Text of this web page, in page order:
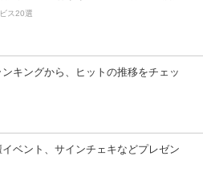
ス20選
キングから、ヒットの推移をチェッ
ベント、サインチェキなどプレゼン